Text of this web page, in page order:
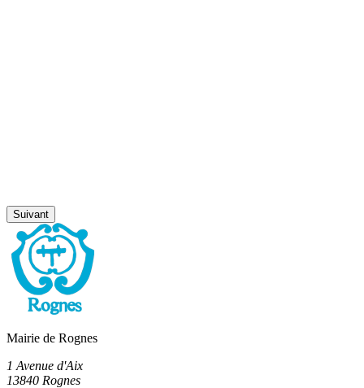
Suivant
Mairie de Rognes
1 Avenue d'Aix
13840 Rognes